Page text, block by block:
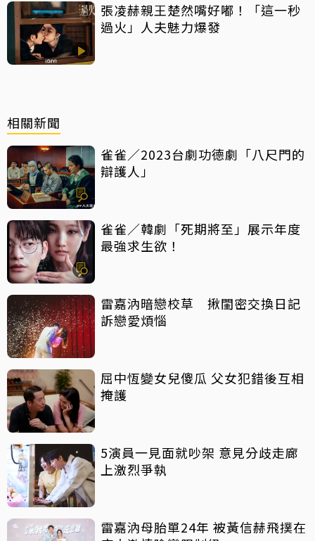
張凌赫親王楚然嘴好嘟！「這一秒
過火」人夫魅力爆發
相關新聞
雀雀／2023台劇功德劇「八尺門的
辯護人」
雀雀／韓劇「死期將至」展示年度
最強求生欲！
雷嘉汭暗戀校草 揪閨密交換日記
訴戀愛煩惱
屈中恆變女兒傻瓜 父女犯錯後互相
掩護
5演員一見面就吵架 意見分歧走廊
上激烈爭執
雷嘉汭母胎單24年 被黃信赫飛撲在